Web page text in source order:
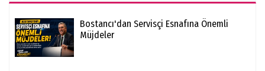
Bostancı'dan Servisçi Esnafına Önemli
Müjdeler